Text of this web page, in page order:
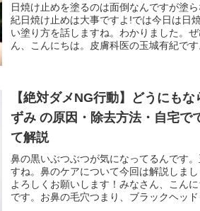
日焼け止めを塗るのは面倒なんですが塗
紀日焼け止めは大事ですよ!では今日は日
い塗り方を話しますね。わかりました。
ん、こんにちは。皮膚科医の玉城有紀です
【絶対ダメNG行動】どうにも
ずみ の原因・除去方法・自宅で
て解説
鼻の黒いぶつぶつが気になってるんです
すね。鼻のケアについて今回は解説しま
よろしくお願いします！みなさん、こん
です。お鼻の毛穴つまり、ブラックヘッ